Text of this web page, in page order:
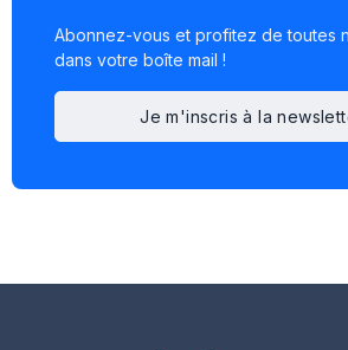
Abonnez-vous et profitez de toutes
dans votre boîte mail !
Je m'inscris à la